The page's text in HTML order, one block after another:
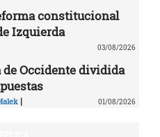
constitucional
Izquierda
03/08/2026
Occidente dividida
| 01/08/2026